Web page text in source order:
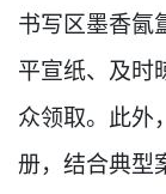
书写区墨香氤
平宣纸、及时
众领取。此外
册，结合典型